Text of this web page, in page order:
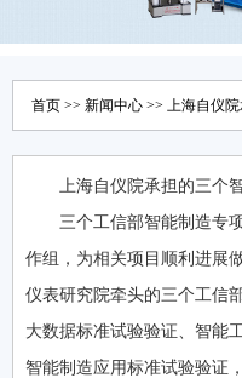
首页 >> 新闻中心 >> 上海自仪
上海自仪院承担的三个
三个工信部智能制造专项
作组，为相关项目顺利进
仪表研究院牵头的三个工信部智
大数据标准试验验证、智
智能制造应用标准试验验证